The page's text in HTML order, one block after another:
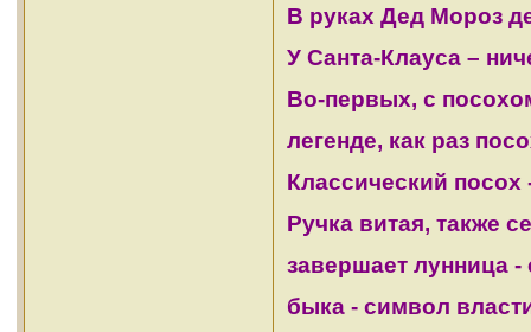
В руках Дед Мороз
У Санта-Клауса –
Во-первых, с
легенде, как раз
Классический
Ручка витая, также
завершает лунница
быка - символ